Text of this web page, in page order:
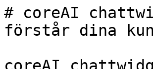
# coreAI
förstår dina